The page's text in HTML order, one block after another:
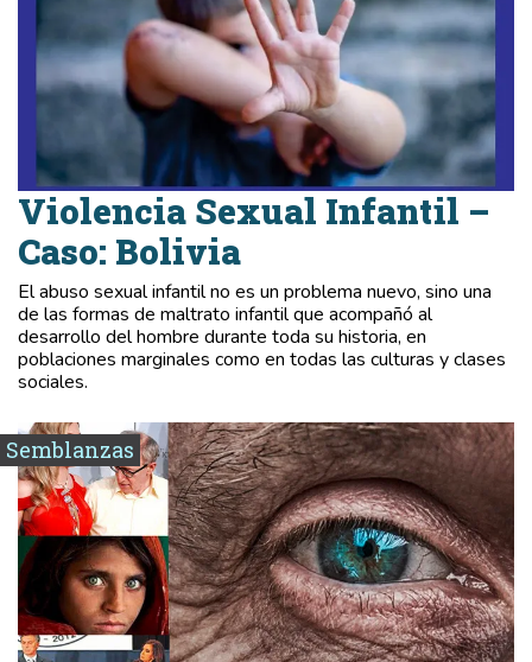
Violencia Sexual Infantil –
Caso: Bolivia
El abuso sexual infantil no es un problema nuevo, sino una
de las formas de maltrato infantil que acompañó al
desarrollo del hombre durante toda su historia, en
poblaciones marginales como en todas las culturas y clases
sociales.
Semblanzas